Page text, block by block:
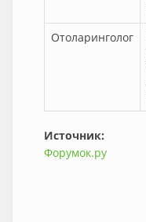
Отоларинголог
Источник:
Форумок.ру